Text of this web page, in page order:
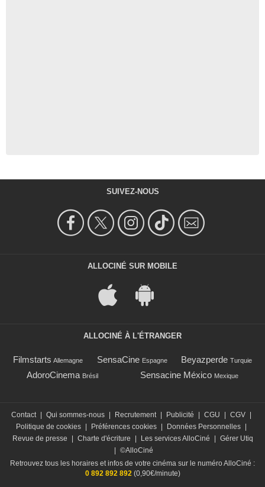
SUIVEZ-NOUS
ALLOCINÉ SUR MOBILE
ALLOCINÉ À L'ÉTRANGER
Filmstarts Allemagne SensaCine Espagne Beyazperde Turquie
AdoroCinema Brésil Sensacine México Mexique
Contact Qui sommes-nous Recrutement Publicité CGU CGV
Politique de cookies
Préférences cookies Données Personnelles
Revue de presse
Charte d'écriture Les services AlloCiné
Gérer Utiq
©AlloCiné
Retrouvez tous les horaires et infos de votre cinéma sur le numéro AlloCiné :
0 892 892 892(0,90€/minute)